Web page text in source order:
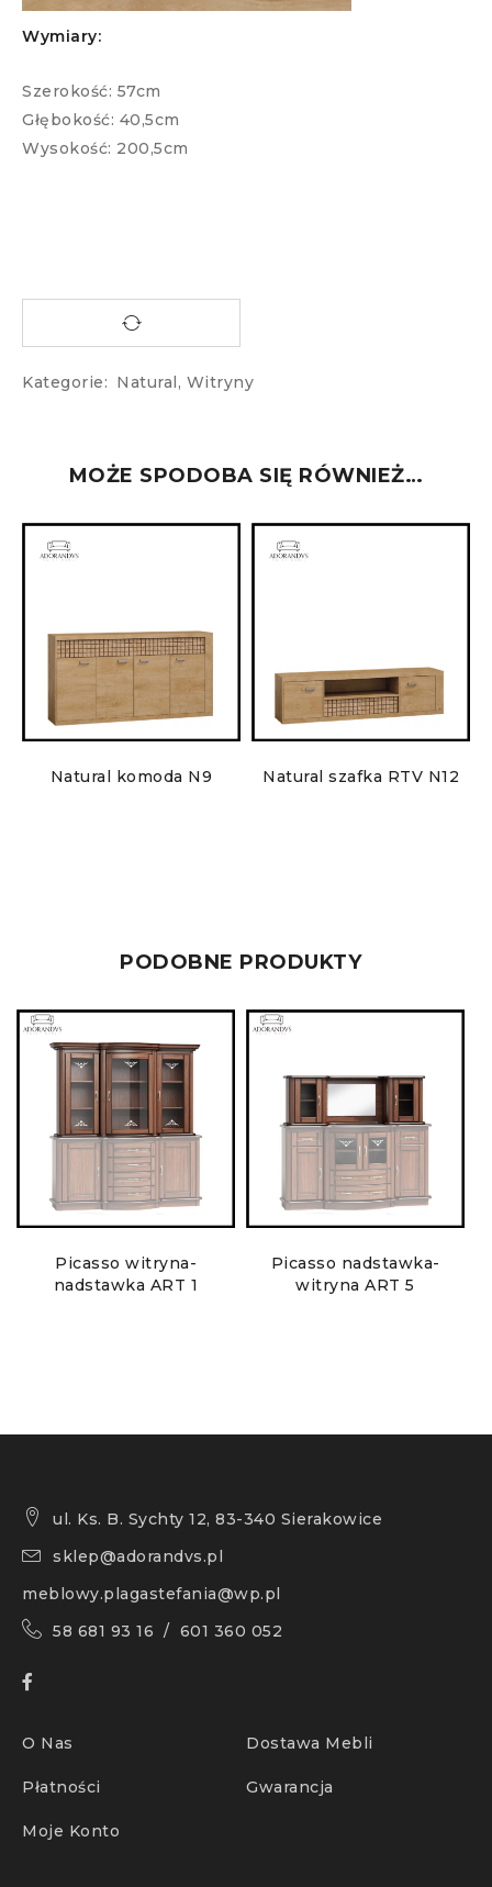
Wymiary:
Szerokość: 57cm
Głębokość: 40,5cm
Wysokość: 200,5cm
Kategorie: Natural , Witryny
MOŻE SPODOBA SIĘ RÓWNIEŻ…
Natural komoda N9 Natural szafka RTV N12
PODOBNE PRODUKTY
Picasso witryna-
nadstawka ART 1
Picasso nadstawka-
witryna ART 5
ul. Ks. B. Sychty 12, 83-340 Sierakowice
sklep@adorandvs.pl
meblowy.plagastefania@wp.pl
58 681 93 16 / 601 360 052
O Nas Dostawa Mebli
Płatności Gwarancja
Moje Konto